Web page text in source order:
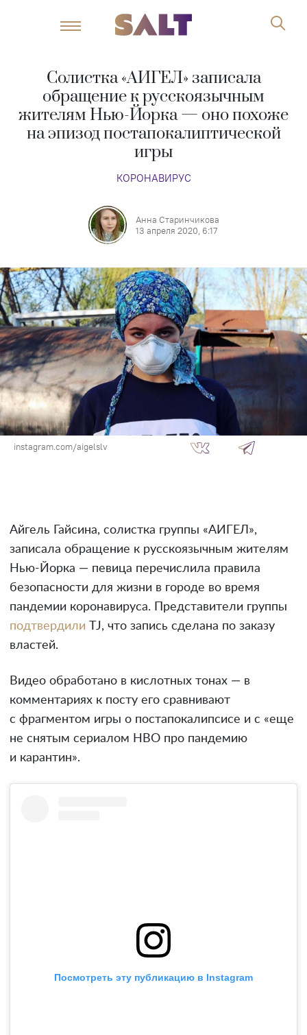
Солистка «АИГЕЛ» записала
обращение к русскоязычным
жителям Нью-Йорка — оно похоже
на эпизод постапокалиптической
игры
КОРОНАВИРУС
Анна Старинчикова
13 апреля 2020, 6:17
instagram.com/aigelslv
Айгель Гайсина, солистка группы «АИГЕЛ»,
записала обращение к русскоязычным жителям
Нью-Йорка — певица перечислила правила
безопасности для жизни в городе во время
пандемии коронавируса. Представители группы
подтвердили TJ, что запись сделана по заказу
властей.
Видео обработано в кислотных тонах — в
комментариях к посту его сравнивают
с фрагментом игры о постапокалипсисе и с «еще
не снятым сериалом HBO про пандемию
и карантин».
Посмотреть эту публикацию в Instagram